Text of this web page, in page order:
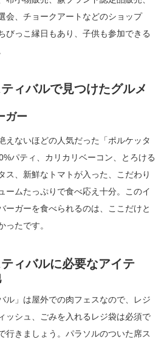
会、チョークアートなどのショップ
びっこ縁日もあり、子供も参加できる
ィバルで見つけたグルメ
ガー
えないほどの人気だった「ポルケッタ
パティ、カリカリベーコン、とろける
ス、新鮮なトマトが入った、こだわり
ームたっぷりで食べ応え十分。このイ
ーガーを食べられるのは、ここだけと
ったです。
ィバルに必要なアイテ
ル」は屋外での肉フェスなので、レジ
ッシュ、ごみを入れるレジ袋は必須で
行きましょう。パラソルのついた席ス